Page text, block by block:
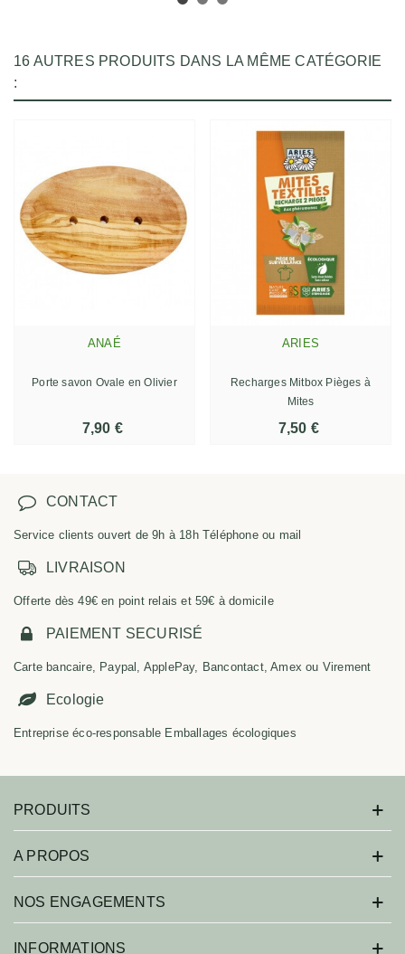
16 AUTRES PRODUITS DANS LA MÊME CATÉGORIE
:
ANAÉ
Porte savon Ovale en Olivier
7,90 €
ARIES
Recharges Mitbox Pièges à
Mites
7,50 €
CONTACT
Service clients ouvert de 9h à 18h Téléphone ou mail
LIVRAISON
Offerte dès 49€ en point relais et 59€ à domicile
PAIEMENT SECURISÉ
Carte bancaire, Paypal, ApplePay, Bancontact, Amex ou Virement
Ecologie
Entreprise éco-responsable Emballages écologiques
PRODUITS
A PROPOS
NOS ENGAGEMENTS
INFORMATIONS